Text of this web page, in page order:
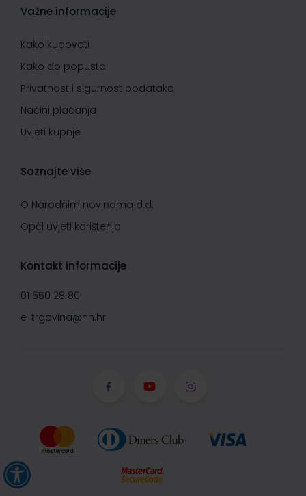
Važne informacije
Kako kupovati
Kako do popusta
Privatnost i sigurnost podataka
Načini plaćanja
Uvjeti kupnje
Saznajte više
O Narodnim novinama d.d.
Opći uvjeti korištenja
Kontakt informacije
01 650 28 80
e-trgovina@nn.hr